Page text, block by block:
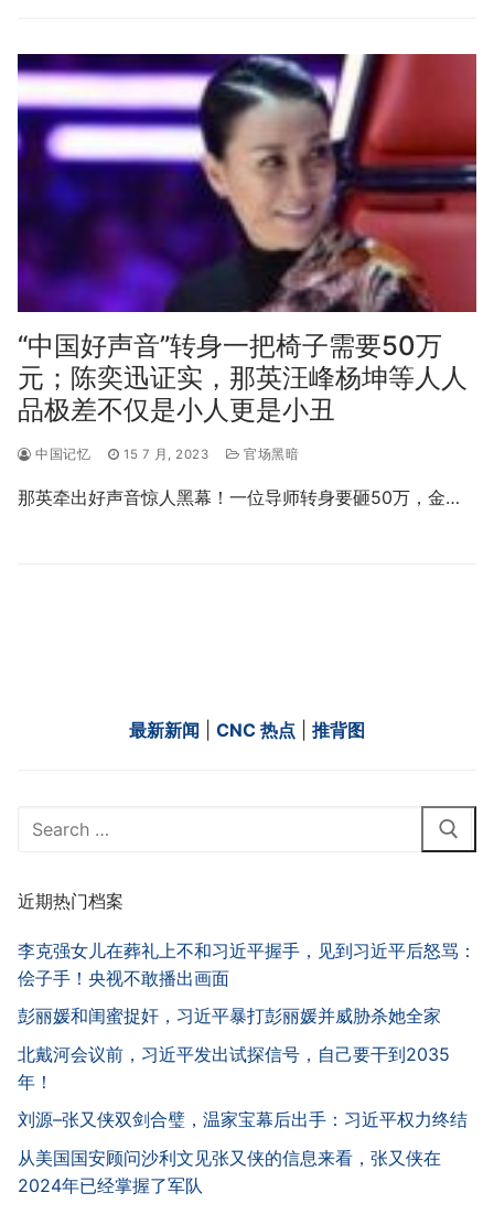
“中国好声音”转身一把椅子需要50万
元；陈奕迅证实，那英汪峰杨坤等人人
品极差不仅是小人更是小丑
中国记忆 15 7 月, 2023 官场黑暗
那英牵出好声音惊人黑幕！一位导师转身要砸50万，金…
最新新闻 CNC 热点 推背图
Search
近期热门档案
李克强女儿在葬礼上不和习近平握手，见到习近平后怒骂：
侩子手！央视不敢播出画面
彭丽媛和闺蜜捉奸，习近平暴打彭丽媛并威胁杀她全家
北戴河会议前，习近平发出试探信号，自己要干到2035
年！
刘源–张又侠双剑合璧，温家宝幕后出手：习近平权力终结
从美国国安顾问沙利文见张又侠的信息来看，张又侠在
2024年已经掌握了军队